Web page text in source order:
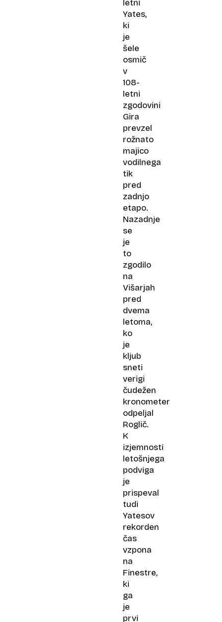
letni
Yates,
ki
je
šele
osmič
v
108-
letni
zgodovini
Gira
prevzel
rožnato
majico
vodilnega
tik
pred
zadnjo
etapo.
Nazadnje
se
je
to
zgodilo
na
Višarjah
pred
dvema
letoma,
ko
je
kljub
sneti
verigi
čudežen
kronometer
odpeljal
Roglič.
K
izjemnosti
letošnjega
podviga
je
prispeval
tudi
Yatesov
rekorden
čas
vzpona
na
Finestre,
ki
ga
je
prvi